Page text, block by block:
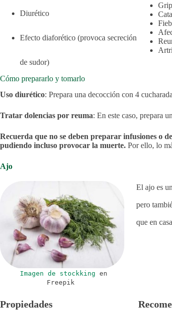
Diurético
Efecto diaforético (provoca secreción
de sudor)
Cómo prepararlo y tomarlo
Uso diurético: Prepara una decocción con 4
Tratar dolencias por reuma: En este caso, prepara
Recuerda que no se deben preparar infusiones o
pudiendo incluso provocar la muerte. Por ello, lo
Ajo
Imagen de stockking en
Freepik
El ajo es
pero
que en
Propiedades